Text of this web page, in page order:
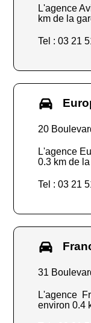
L'agence
km de la
Tel : 03 21
20
L'agence
0.3 km de
Tel : 03 21
31
L'agence
environ 0.4